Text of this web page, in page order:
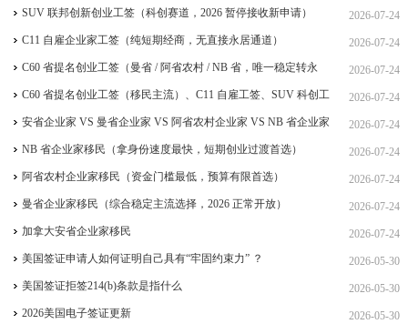
2026-07-24
SUV 联邦创新创业工签（科创赛道，2026 暂停接收新申请）
2026-07-24
C11 自雇企业家工签（纯短期经商，无直接永居通道）
2026-07-24
C60 省提名创业工签（曼省 / 阿省农村 / NB 省，唯一稳定转永
居，重点） 2026-07-24
C60 省提名创业工签（移民主流）、C11 自雇工签、SUV 科创工
签、ICT 跨国高管工签 2026-07-24
安省企业家 VS 曼省企业家 VS 阿省农村企业家 VS NB 省企业家
四合一详细对比（2026 年 7 月最新官方政策） 2026-07-24
NB 省企业家移民（拿身份速度最快，短期创业过渡首选）
2026-07-24
阿省农村企业家移民（资金门槛最低，预算有限首选）
2026-07-24
曼省企业家移民（综合稳定主流选择，2026 正常开放）
2026-07-24
加拿大安省企业家移民
2026-05-30
美国签证申请人如何证明自己具有“牢固约束力” ？
2026-05-30
美国签证拒签214(b)条款是指什么
2026-05-30
2026美国电子签证更新